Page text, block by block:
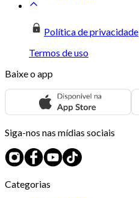
Política de privacidade
Termos de uso
Baixe o app
Siga-nos nas mídias sociais
Categorias